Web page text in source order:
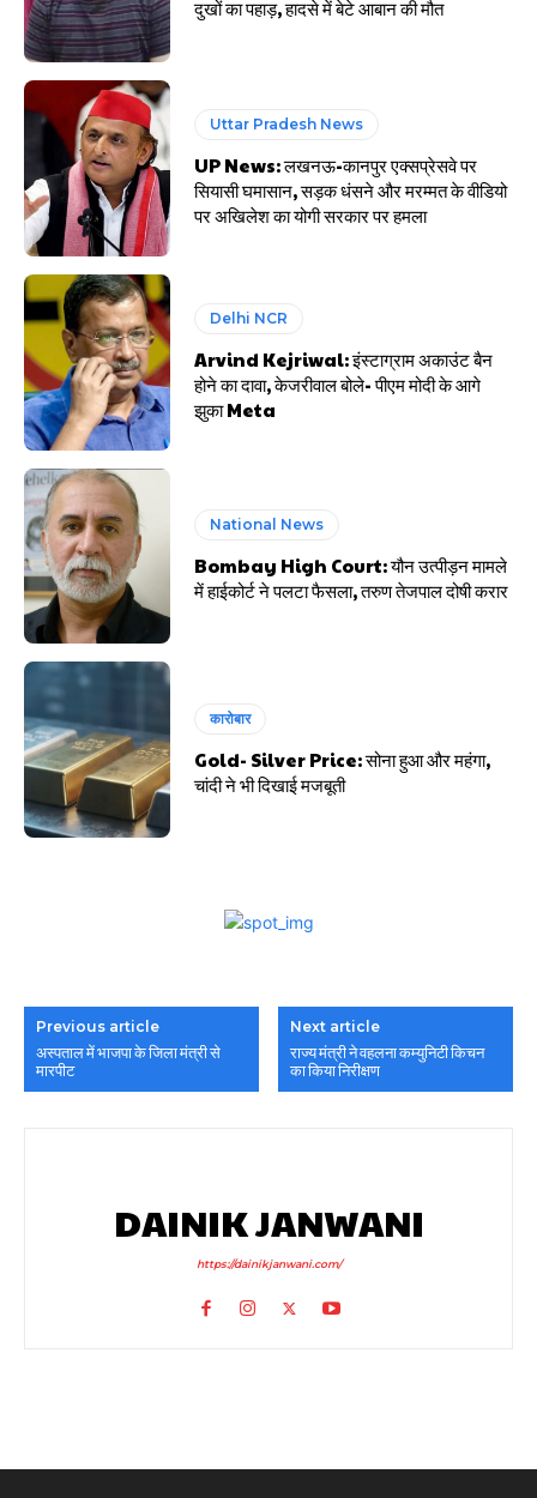
दुखों का पहाड़, हादसे में बेटे आबान की मौत
Uttar Pradesh News
UP News: लखनऊ-कानपुर एक्सप्रेसवे पर
सियासी घमासान, सड़क धंसने और मरम्मत के वीडियो
पर अखिलेश का योगी सरकार पर हमला
Delhi NCR
Arvind Kejriwal: इंस्टाग्राम अकाउंट बैन
होने का दावा, केजरीवाल बोले- पीएम मोदी के आगे
झुका Meta
National News
Bombay High Court: यौन उत्पीड़न मामले
में हाईकोर्ट ने पलटा फैसला, तरुण तेजपाल दोषी करार
कारोबार
Gold- Silver Price: सोना हुआ और महंगा,
चांदी ने भी दिखाई मजबूती
Previous article
अस्पताल में भाजपा के जिला मंत्री से
मारपीट
Next article
राज्य मंत्री ने वहलना कम्युनिटी किचन
का किया निरीक्षण
DAINIK JANWANI
https://dainikjanwani.com/